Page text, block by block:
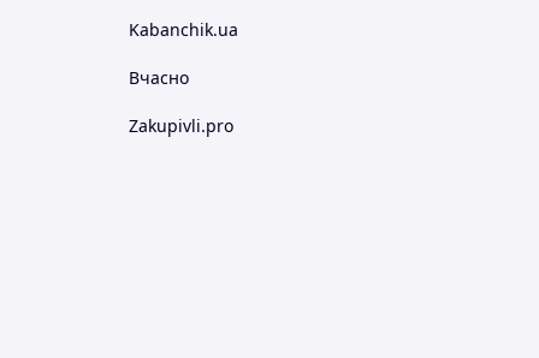
Kabanchik.ua
Вчасно
Zakupivli.pro